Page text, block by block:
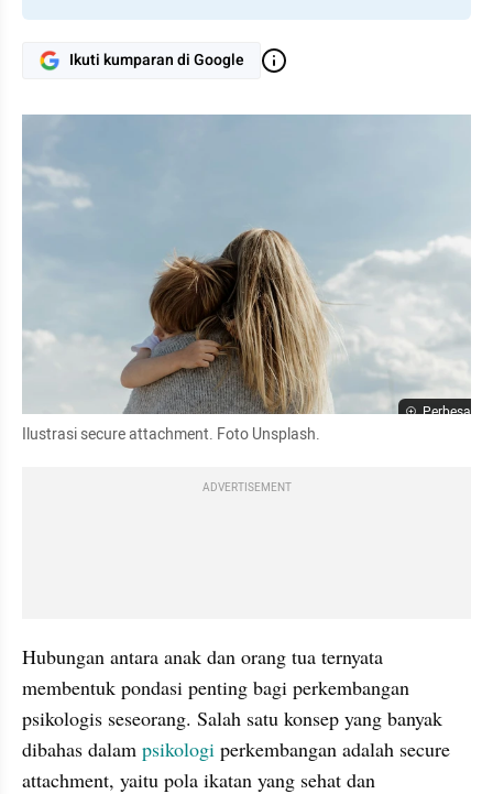
Ikuti kumparan di Google
Perbesar
Ilustrasi secure attachment. Foto Unsplash.
ADVERTISEMENT
Hubungan antara anak dan orang tua ternyata
membentuk pondasi penting bagi perkembangan
psikologis seseorang. Salah satu konsep yang banyak
dibahas dalam psikologi perkembangan adalah secure
attachment, yaitu pola ikatan yang sehat dan